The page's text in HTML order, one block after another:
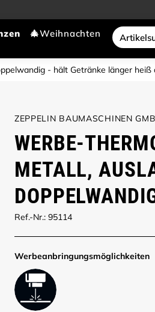
🎄Weihnachten
- hält Getränke länger heiß
ZEPPELIN BAUMASCHINEN
WERBE-
METALL,
Ref.-Nr.: 95114
Werbe­anbringungs­möglich­keiten